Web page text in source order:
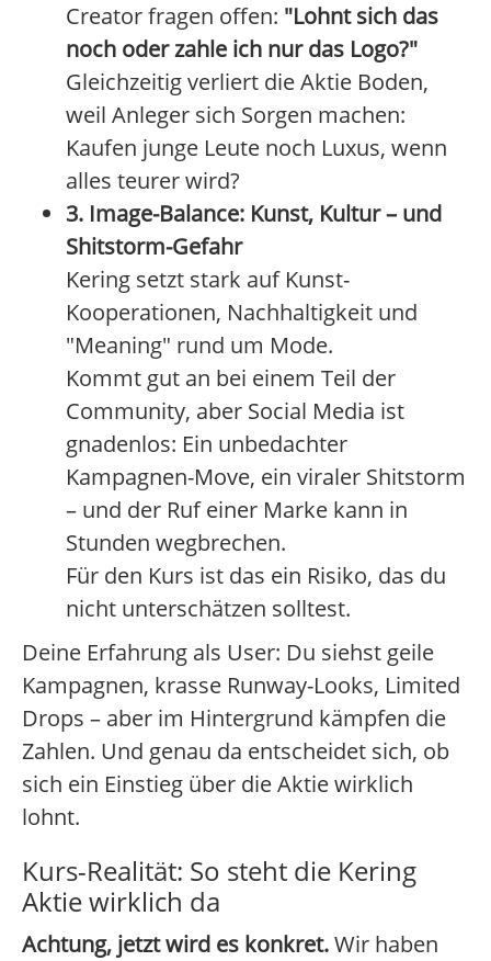
Creator fragen offen: "Lohnt sich das
noch oder zahle ich nur das Logo?"
Gleichzeitig verliert die Aktie Boden,
weil Anleger sich Sorgen machen:
Kaufen junge Leute noch Luxus, wenn
alles teurer wird?
3. Image-Balance: Kunst, Kultur – und
Shitstorm-Gefahr
Kering setzt stark auf Kunst-
Kooperationen, Nachhaltigkeit und
"Meaning" rund um Mode.
Kommt gut an bei einem Teil der
Community, aber Social Media ist
gnadenlos: Ein unbedachter
Kampagnen-Move, ein viraler Shitstorm
– und der Ruf einer Marke kann in
Stunden wegbrechen.
Für den Kurs ist das ein Risiko, das du
nicht unterschätzen solltest.
Deine Erfahrung als User: Du siehst geile
Kampagnen, krasse Runway-Looks, Limited
Drops – aber im Hintergrund kämpfen die
Zahlen. Und genau da entscheidet sich, ob
sich ein Einstieg über die Aktie wirklich
lohnt.
Kurs-Realität: So steht die Kering
Aktie wirklich da
Achtung, jetzt wird es konkret.Wir haben